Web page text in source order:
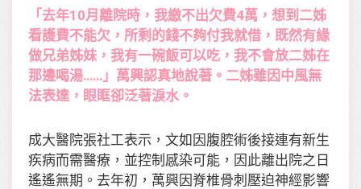
「去年10月離院時，我繳不出欠費4萬，想到二姊
看護費不能欠，所剩的錢不夠付我就借，既然有緣
做兄弟姊妹，我有一碗飯可以吃，我不會放二姊在
那邊喝湯……」萬興認真地說著。二姊雖因中風無
法表達，眼眶卻泛著淚水。
成大醫院張社工表示，文如因腹腔術後接連有新生
疾病而需醫療，並控制感染可能，因此離出院之日
遙遙無期。去年初，萬興因脊椎骨刺壓迫神經影響